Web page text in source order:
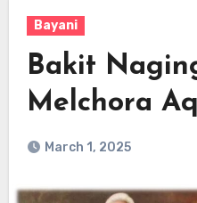
Bayani
Bakit
Melchora
March 1, 2025